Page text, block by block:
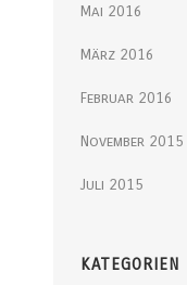
Mai 2016
März 2016
Februar 2016
November 2015
Juli 2015
KATEGORIEN